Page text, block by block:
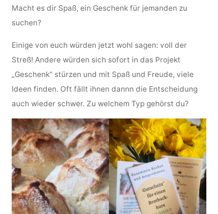
Macht es dir Spaß, ein Geschenk für jemanden zu
suchen?
Einige von euch würden jetzt wohl sagen: voll der
Streß! Andere würden sich sofort in das Projekt
„Geschenk“ stürzen und mit Spaß und Freude, viele
Ideen finden. Oft fällt ihnen dannn die Entscheidung
auch wieder schwer. Zu welchem Typ gehörst du?